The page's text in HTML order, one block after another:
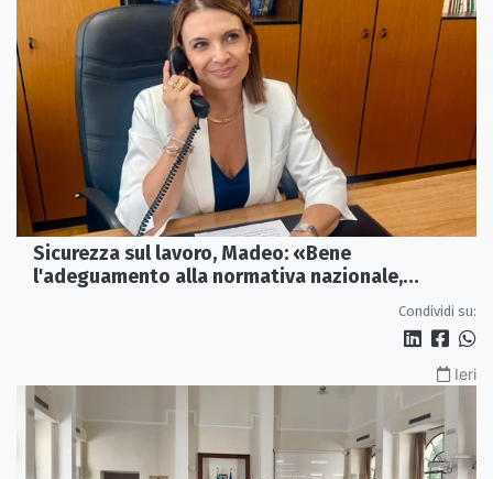
Sicurezza sul lavoro, Madeo: «Bene
l'adeguamento alla normativa nazionale,
Condividi su:
Ieri